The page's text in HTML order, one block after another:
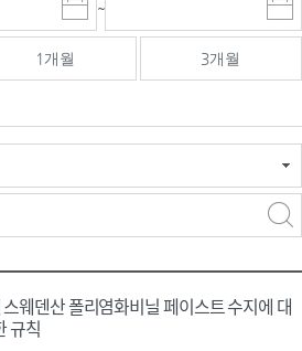
시
작
일
선
~
마
감
선
1개월 3개월
웨덴산 폴리염화비닐 페이스트 수지에 대
규칙